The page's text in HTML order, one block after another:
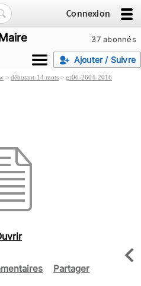
Connexion
37 abonnés
Ajouter / Suivre
> débutant-14 mots > gr06-2604-2016
Partager